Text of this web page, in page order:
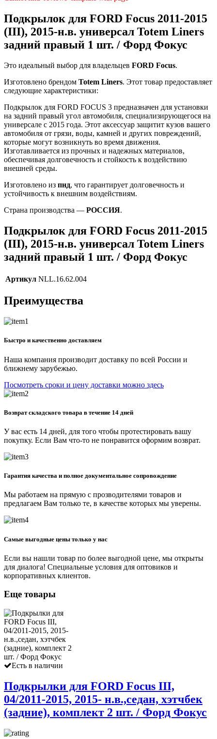
Подкрылок для FORD Focus 2011-2015
(III), 2015-н.в. универсал Totem Liners
задний правый 1 шт. / Форд Фокус
Это идеальный выбор для владельцев FORD Focus.
Изготовлено брендом Totem Liners. Этот товар предоставляет
следующие характеристики:
Подкрылок для FORD FOCUS 3 предназначен для установки
на задний правый угол автомобиля, специализирующегося на
универсале с 2015 года. Этот аксессуар защитит кузов вашего
автомобиля от грязи, воды, камней и других повреждений,
которые могут возникнуть во время движения.
Изготавливается из прочных и надежных материалов,
обеспечивая долговечность и стойкость к воздействию
внешней среды.
Изготовлено из пнд, что гарантирует долговечность и
устойчивость к внешним воздействиям.
Страна производства — РОССИЯ.
Подкрылок для FORD Focus 2011-2015
(III), 2015-н.в. универсал Totem Liners
задний правый 1 шт. / Форд Фокус
Артикул NLL.16.62.004
Преимущества
Быстро и качественно доставляем
Наша компания производит доставку по всей России и
ближнему зарубежью.
Посмотреть сроки и цену доставки можно здесь
Возврат складского товара в течение 14 дней
У вас есть 14 дней, для того чтобы протестировать вашу
покупку. Если Вам что-то не понравится оформим возврат.
Гарантия качества и полное документальное сопровождение
Мы работаем на прямую с прозводителями товаров и
предлагаем Вам только те, в качестве которых мы уверены.
Самые выгодные цены только у нас
Если вы нашли товар по более выгодной цене, мы открыты
для диалога! Специальные условия для оптовиков и
корпоративных клиентов.
Еще товары
Есть в наличии
Подкрылки для FORD Focus III,
04/2011-2015, 2015- н.в.,седан, хэтчбек
(задние), комплект 2 шт. / Форд Фокус